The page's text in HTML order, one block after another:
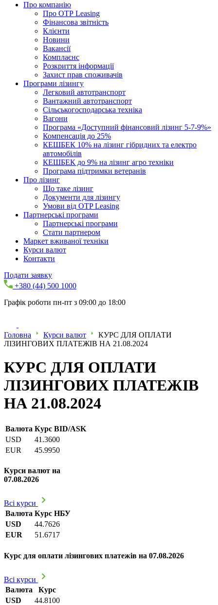
Про компанію
Про ОТР Leasing
Фінансова звітність
Клієнти
Новини
Вакансії
Комплаєнс
Розкриття інформації
Захист прав споживачів
Програми лізингу
Легковий автотранспорт
Вантажний автотранспорт
Cільськогосподарська техніка
Вагони
Програма «Доступний фінансовий лізинг 5-7-9%»
Компенсація до 25%
КЕШБЕК 10% на лізинг гібридних та електро
автомобілів
КЕШБЕК до 9% на лізинг агро техніки
Програма підтримки ветеранів
Про лізинг
Що таке лізинг
Документи для лізингу
Умови від OTP Leasing
Партнерські програми
Партнерські програми
Стати партнером
Маркет вживаної техніки
Курси валют
Контакти
Подати заявку
+380 (44) 500 1000
Графік роботи пн-пт з 09:00 до 18:00
Головна Курси валют
КУРС ДЛЯ ОПЛАТИ
ЛІЗИНГОВИХ ПЛАТЕЖІВ НА 21.08.2024
КУРС ДЛЯ ОПЛАТИ
ЛІЗИНГОВИХ ПЛАТЕЖІВ
НА 21.08.2024
Валюта Курс BID/ASK
USD
41.3600
EUR
45.9950
Курси валют на
07.08.2026
Всі курси
Валюта Курс НБУ
USD
44.7626
EUR
51.6717
Курс для оплати лізингових платежів на 07.08.2026
Всі курси
Валюта
Курс
USD
44.8100